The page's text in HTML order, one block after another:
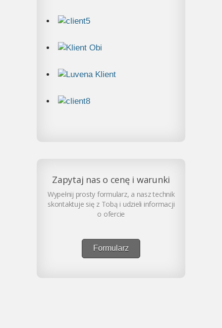
Zapytaj nas o cenę i warunki
Wypełnij prosty formularz, a nasz technik
skontaktuje się z Tobą i udzieli informacji
o ofercie
Formularz